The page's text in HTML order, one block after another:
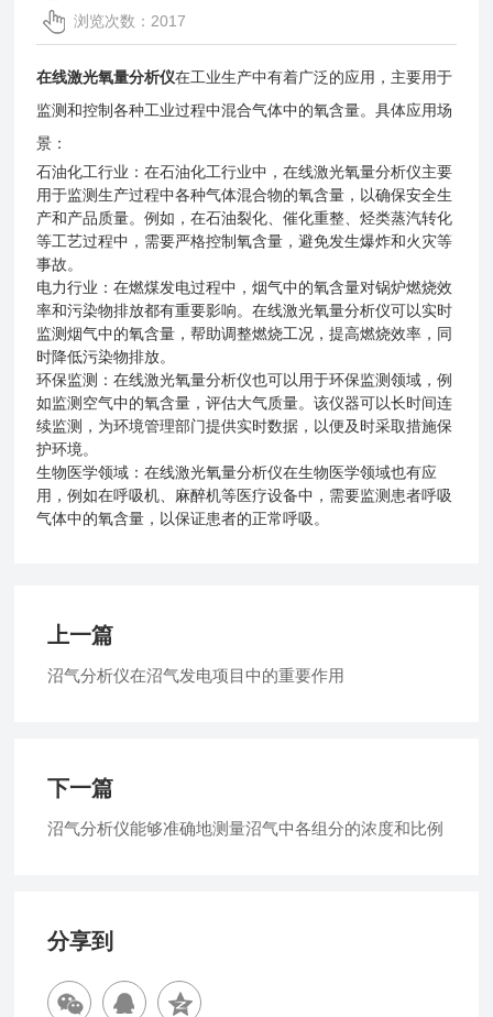
浏览次数：2017
在线激光氧量分析仪在工业生产中有着广泛的应用，主要用于
监测和控制各种工业过程中混合气体中的氧含量。具体应用场
景：
石油化工行业：在石油化工行业中，在线激光氧量分析仪主要
用于监测生产过程中各种气体混合物的氧含量，以确保安全生
产和产品质量。例如，在石油裂化、催化重整、烃类蒸汽转化
等工艺过程中，需要严格控制氧含量，避免发生爆炸和火灾等
事故。
电力行业：在燃煤发电过程中，烟气中的氧含量对锅炉燃烧效
率和污染物排放都有重要影响。在线激光氧量分析仪可以实时
监测烟气中的氧含量，帮助调整燃烧工况，提高燃烧效率，同
时降低污染物排放。
环保监测：在线激光氧量分析仪也可以用于环保监测领域，例
如监测空气中的氧含量，评估大气质量。该仪器可以长时间连
续监测，为环境管理部门提供实时数据，以便及时采取措施保
护环境。
生物医学领域：在线激光氧量分析仪在生物医学领域也有应
用，例如在呼吸机、麻醉机等医疗设备中，需要监测患者呼吸
气体中的氧含量，以保证患者的正常呼吸。
上一篇
沼气分析仪在沼气发电项目中的重要作用
下一篇
沼气分析仪能够准确地测量沼气中各组分的浓度和比例
分享到